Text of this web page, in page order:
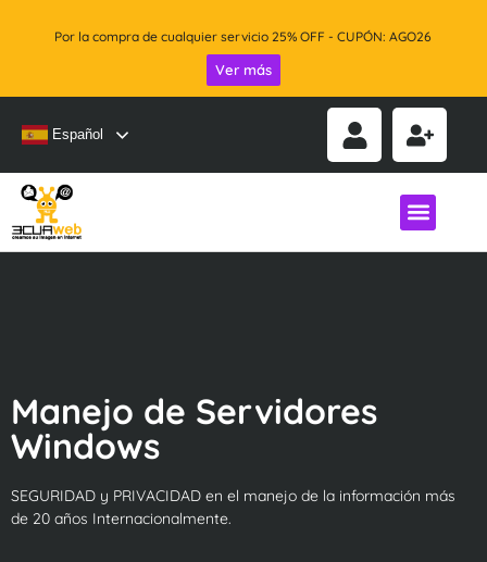
Servic
Ver más
Español
Manejo de Servidores
Windows
SEGURIDAD y PRIVACIDAD en el manejo de la información más
de 20 años Internacionalmente.